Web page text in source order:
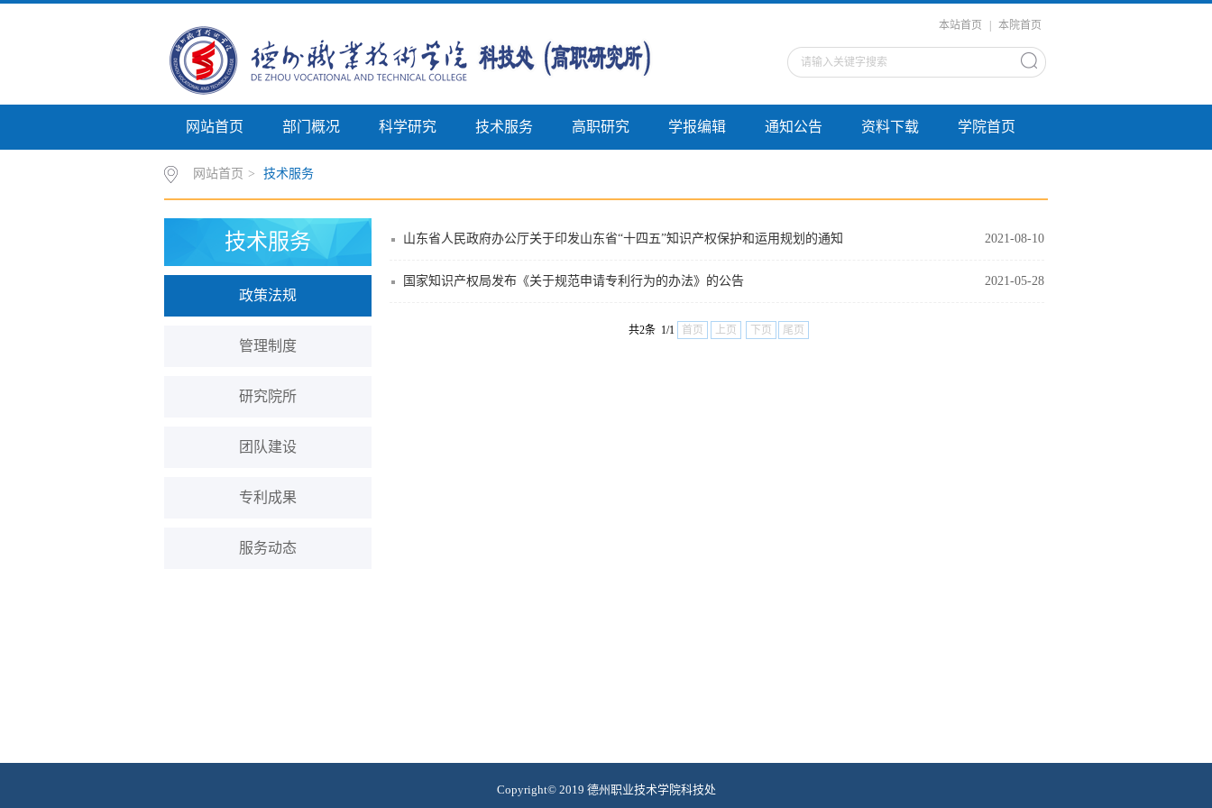
本站首页 本院首页
网站首页 部门概况 科学研究 技术服务 高职研究 学报编辑 通知公告 资料下载 学院首页
网站首页 > 技术服务
技术服务
政策法规
管理制度
研究院所
团队建设
专利成果
服务动态
2021-08-10
山东省人民政府办公厅关于印发山东省“十四五”知识产权保护和运用规划的通知
2021-05-28
国家知识产权局发布《关于规范申请专利行为的办法》的公告
共2条 1/1 首页 上页 下页 尾页
Copyright© 2019 德州职业技术学院科技处